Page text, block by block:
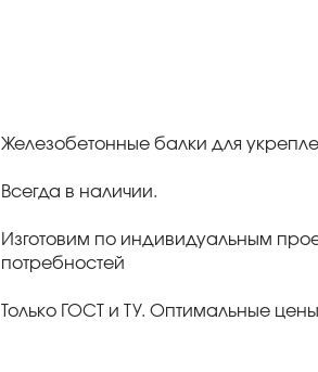
Железобетонные балки для
Всегда в наличии.
Изготовим по индивидуальным
потребностей
Только ГОСТ и ТУ. Оптимальные